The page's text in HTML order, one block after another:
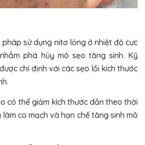
sử dụng nitơ lỏng ở nhiệt độ cực
phá hủy mô sẹo tăng sinh. Kỹ
chỉ định với các sẹo lồi kích thước
có thể giảm kích thước dần theo thời
co mạch và hạn chế tăng sinh mô